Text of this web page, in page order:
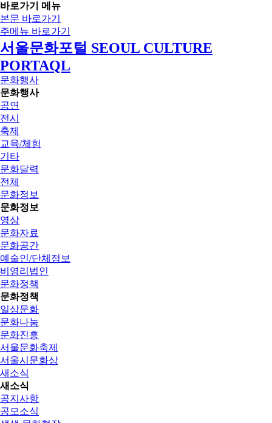
바로가기 메뉴
본문 바로가기
주메뉴 바로가기
서울문화포털 SEOUL CULTURE
PORTAQL
문화행사
문화행사
공연
전시
축제
교육/체험
기타
문화달력
전체
문화정보
문화정보
영상
문화자료
문화공간
예술인/단체정보
비영리법인
문화정책
문화정책
일상문화
문화나눔
문화진흥
서울문화축제
서울시문화상
새소식
새소식
공지사항
공모소식